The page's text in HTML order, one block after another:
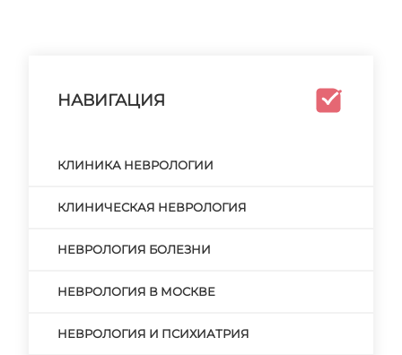
НАВИГАЦИЯ
КЛИНИКА НЕВРОЛОГИИ
КЛИНИЧЕСКАЯ НЕВРОЛОГИЯ
НЕВРОЛОГИЯ БОЛЕЗНИ
НЕВРОЛОГИЯ В МОСКВЕ
НЕВРОЛОГИЯ И ПСИХИАТРИЯ